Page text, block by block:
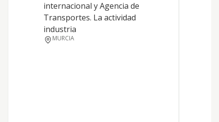
internacional y Agencia de
Transportes. La actividad
industria
MURCIA